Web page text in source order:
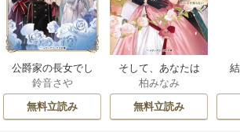
公爵家の長女でし
た
鈴音さや
無料立読み
そして、あなたは
私を捨てる
柏みなみ
無料立読み